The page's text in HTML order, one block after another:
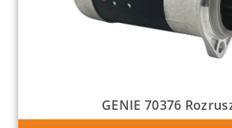
GENIE 70376